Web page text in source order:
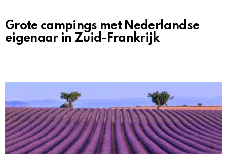
HET
OVERZICHT
Grote campings met Nederlandse
eigenaar in Zuid-Frankrijk